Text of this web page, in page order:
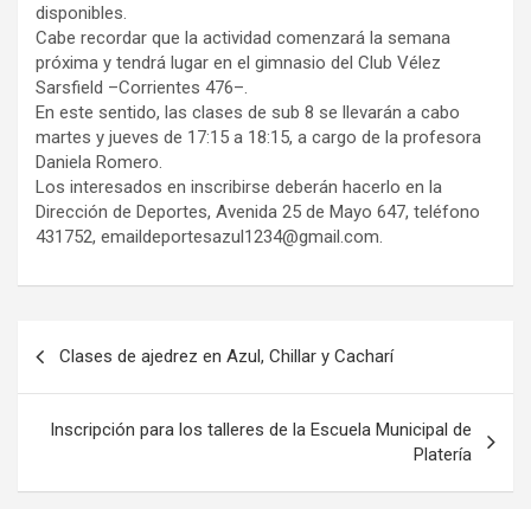
disponibles.
Cabe recordar que la actividad comenzará la semana
próxima y tendrá lugar en el gimnasio del Club Vélez
Sarsfield –Corrientes 476–.
En este sentido, las clases de sub 8 se llevarán a cabo
martes y jueves de 17:15 a 18:15, a cargo de la profesora
Daniela Romero.
Los interesados en inscribirse deberán hacerlo en la
Dirección de Deportes, Avenida 25 de Mayo 647, teléfono
431752, emaildeportesazul1234@gmail.com.
entradas
Clases de ajedrez en Azul, Chillar y Cacharí
Inscripción para los talleres de la Escuela Municipal de
Platería